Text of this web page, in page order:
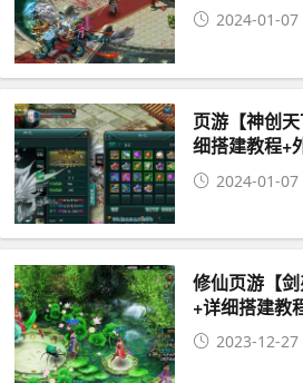
2024-01-07
页游【神创
细搭建教程+
2024-01-07
修仙页游【
+详细搭建教
2023-12-27